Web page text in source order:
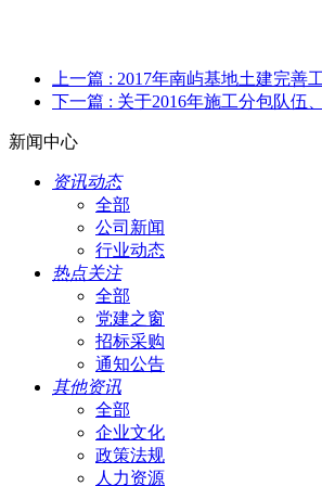
上一篇 : 2017年南屿基地土建完善
下一篇 : 关于2016年施工分包队伍
新闻中心
资讯动态
全部
公司新闻
行业动态
热点关注
全部
党建之窗
招标采购
通知公告
其他资讯
全部
企业文化
政策法规
人力资源